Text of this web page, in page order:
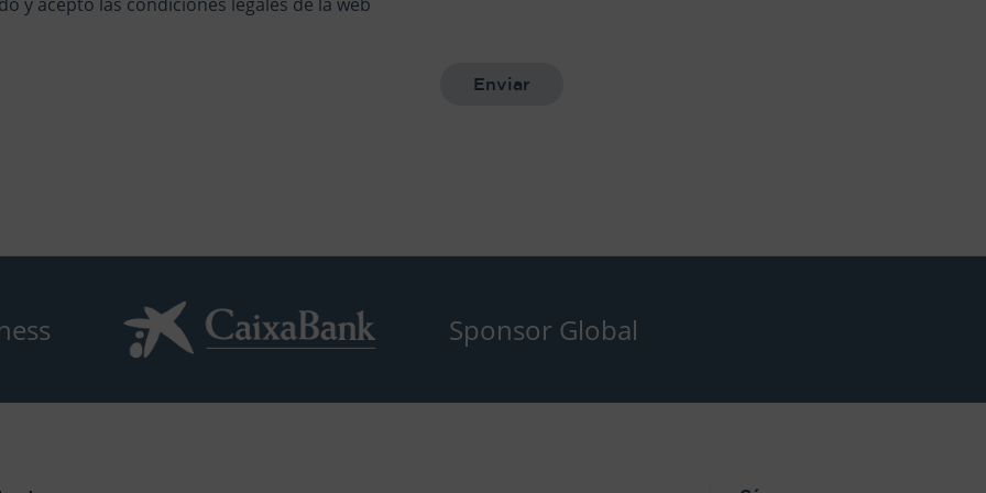
Sponsor Global